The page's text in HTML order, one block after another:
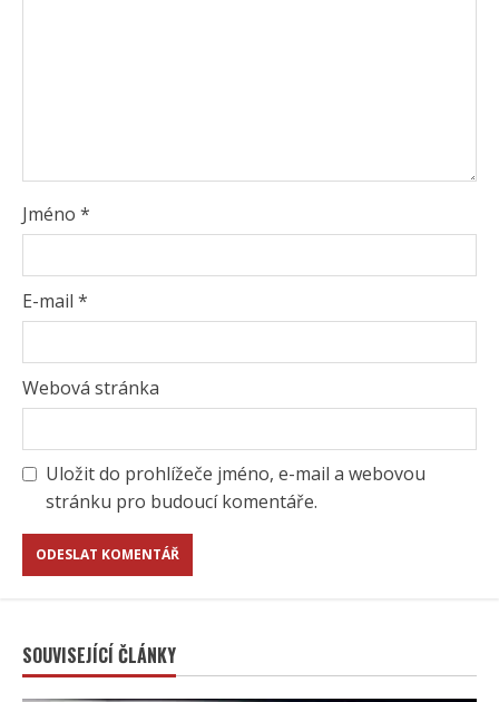
Jméno *
E-mail *
Webová stránka
Uložit do prohlížeče jméno, e-mail a webovou
stránku pro budoucí komentáře.
SOUVISEJÍCÍ ČLÁNKY